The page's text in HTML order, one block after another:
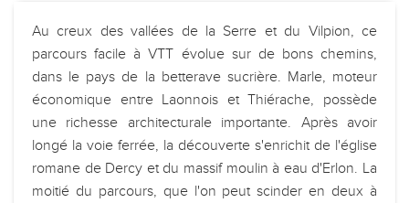
Au creux des vallées de la Serre et du Vilpion, ce
parcours facile à VTT évolue sur de bons chemins,
dans le pays de la betterave sucrière. Marle, moteur
économique entre Laonnois et Thiérache, possède
une richesse architecturale importante. Après avoir
longé la voie ferrée, la découverte s'enrichit de l'église
romane de Dercy et du massif moulin à eau d'Erlon. La
moitié du parcours, que l'on peut scinder en deux à